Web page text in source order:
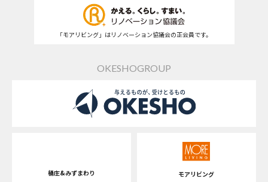
「モアリビング」はリノベーション協議会の正会員です。
OKESHOGROUP
桶庄&みずまわり モアリビング